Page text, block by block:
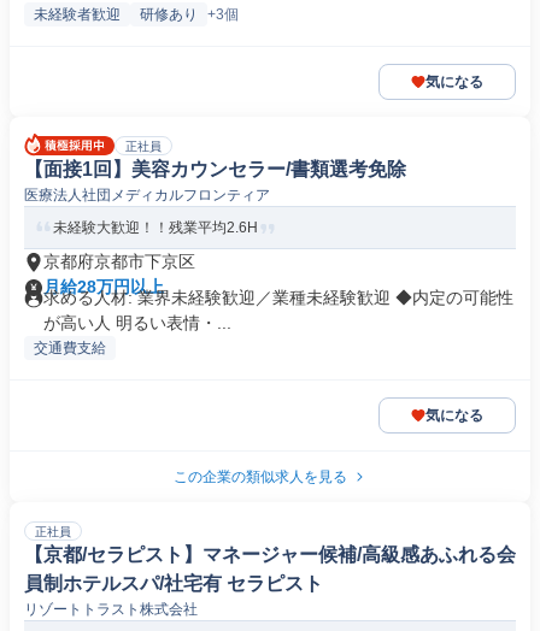
未経験者歓迎 研修あり +3個
気になる
正社員
【面接1回】美容カウンセラー/書類選考免除
医療法人社団メディカルフロンティア
未経験大歓迎！！残業平均2.6H
京都府京都市下京区
月給28万円以上
求める人材: 業界未経験歓迎／業種未経験歓迎 ◆内定の可能性
が高い人 明るい表情・...
交通費支給
気になる
この企業の類似求人を見る
正社員
【京都/セラピスト】マネージャー候補/高級感あふれる会
員制ホテルスパ/社宅有 セラピスト
リゾートトラスト株式会社